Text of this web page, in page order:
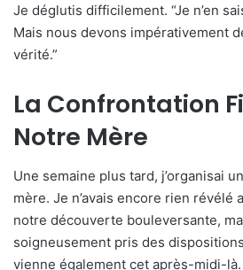
Je déglutis difficilement. “Je n’en
Mais nous devons impérativement
vérité.”
La Confrontation
Notre Mère
Une semaine plus tard, j’organisai
mère. Je n’avais encore rien révélé
notre découverte bouleversante,
soigneusement pris des
vienne également cet après-midi-